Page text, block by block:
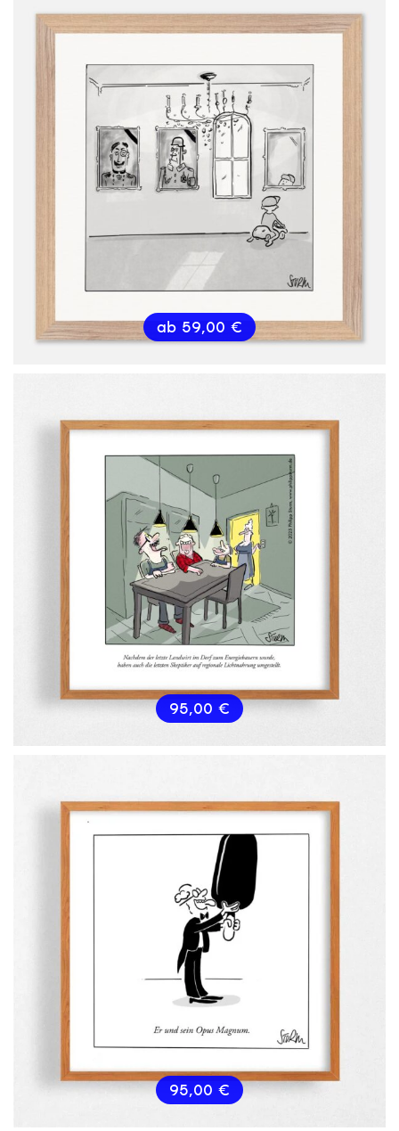
ab 59,00 €
95,00 €
95,00 €